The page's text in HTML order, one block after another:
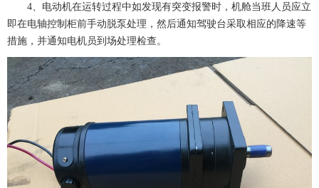
4、电动机在运转过程中如发现有突变报警时，机舱当班人员应立
即在电轴控制柜前手动脱泵处理，然后通知驾驶台采取相应的降速等
措施，并通知电机员到场处理检查。